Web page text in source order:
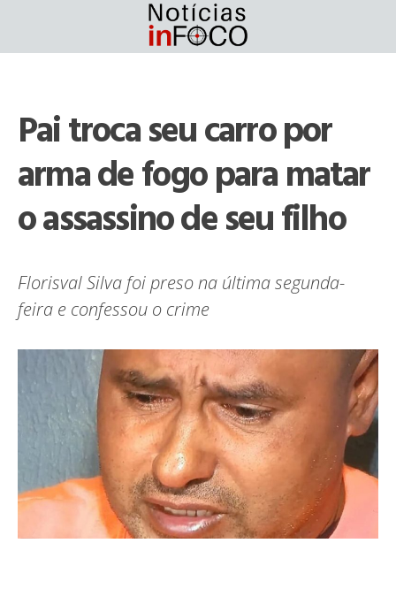
content
Pai troca seu carro por
arma de fogo para matar
o assassino de seu filho
Florisval Silva foi preso na última segunda-
feira e confessou o crime